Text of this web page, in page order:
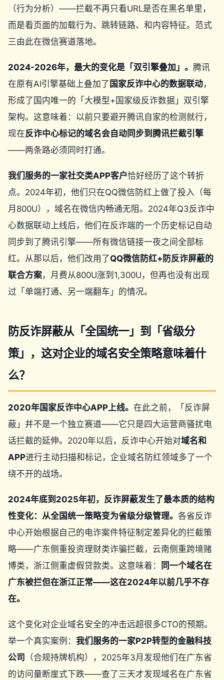
（行为分析）——拦截不再只看URL是否在黑名单里，
而是看页面的加载行为、跳转链路、和内容特征。范式
三由此在微信赛道落地。
2024-2026年，最大的变化是「双引擎叠加」。 腾讯
在原有AI引擎基础上叠加了 国家反诈中心的数据联动，
形成了国内唯一的「大模型+国家级反诈数据」双引擎
架构。这意味着：以前只要避开腾讯自家的检测就行，
现在反诈中心标记的域名会自动同步到腾讯拦截引擎
——两条路必须同时打通。
我们服务的一家社交类APP客户恰好经历了这个转折
点。2024年初，他们只在QQ微信防红上做了投入（每
月800U），域名在微信内畅通无阻。2024年Q3反诈中
心数据联动上线后，他们在反诈端的一个历史标记自动
同步到了腾讯引擎——所有微信链接一夜之间全部标
红。从那以后，他们改用了QQ微信防红+防反诈屏蔽的
联合方案，月费从800U涨到1,300U，但再也没有出现
过「单端打通、另一端翻车」的情况。
防反诈屏蔽从「全国统一」到「省级分
策」，这对企业的域名安全策略意味着什
么？
2020年国家反诈中心APP上线。 在此之前，「反诈屏
蔽」并不是一个独立赛道——它只是四大运营商骚扰电
话拦截的延伸。2020年以后，反诈中心开始对域名和
APP进行主动扫描和标记，企业域名防红领域多了一个
绕不开的战场。
2024年底到2025年初，反诈屏蔽发生了最本质的结构
性变化：从全国统一策略变为省级分级管理。 各省反诈
中心开始根据自己的电诈案件特征制定差异化的拦截策
略——广东侧重投资理财类诈骗拦截，云南侧重跨境赌
博类，浙江侧重虚假贷款类。这意味着：
同一个域名在
广东被拦但在浙江正常——这在2024年以前几乎不存
在。
这个变化对企业域名安全的冲击远超很多CTO的预期。
举一个真实案例： 我们服务的一家P2P转型的金融科技
公司
（合规持牌机构），2025年3月发现他们在广东省
的访问量断崖式下跌——查了三天才发现域名在广东省